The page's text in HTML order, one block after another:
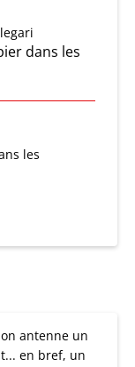
dans les
les
antenne un
en bref, un